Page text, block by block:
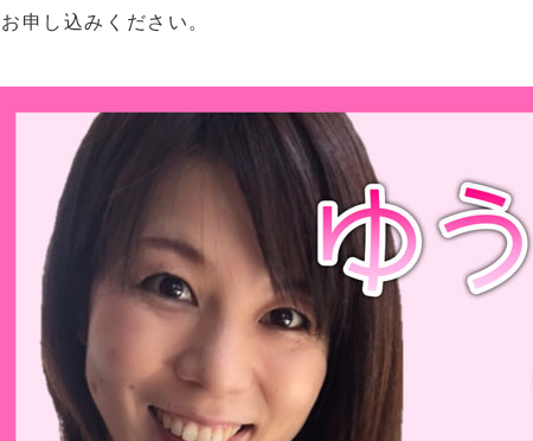
お申し込みください。